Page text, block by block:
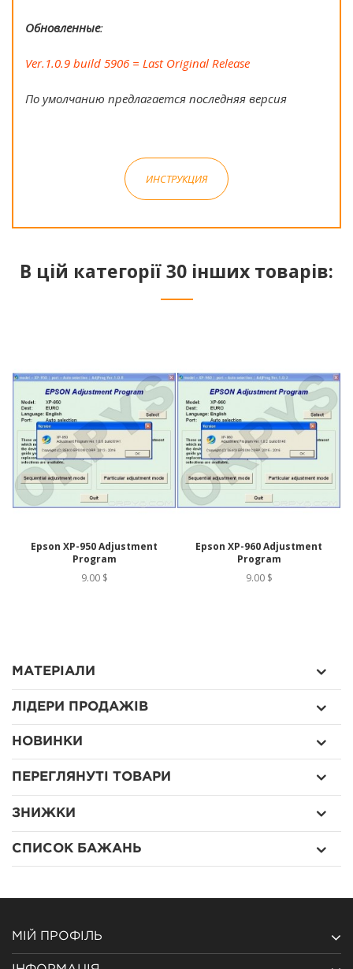
Обновленные:
Ver.1.0.9 build 5906 = Last Original Release
По умолчанию предлагается последняя версия
ИНСТРУКЦИЯ
В цій категорії 30 інших товарів:
Epson XP-950 Adjustment
Program
9.00 $
Epson XP-960 Adjustment
Program
9.00 $
МАТЕРІАЛИ
ЛІДЕРИ ПРОДАЖІВ
НОВИНКИ
ПЕРЕГЛЯНУТІ ТОВАРИ
ЗНИЖКИ
СПИСОК БАЖАНЬ
МІЙ ПРОФІЛЬ